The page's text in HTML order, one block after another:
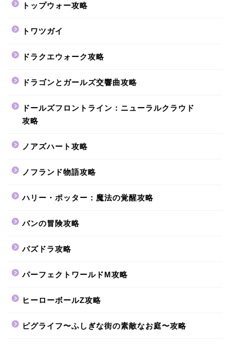
トップウォー攻略
トワツガイ
ドラクエウォーク攻略
ドラゴンとガールズ交響曲攻略
ドールズフロントライン：ニューラルクラウド
攻略
ノアズハート攻略
ノフランド物語攻略
ハリー・ポッター：魔法の覚醒攻略
バンの冒険攻略
パズドラ攻略
パーフェクトワールドM攻略
ヒーローボールZ攻略
ピグライフ〜ふしぎな街の素敵なお庭〜攻略